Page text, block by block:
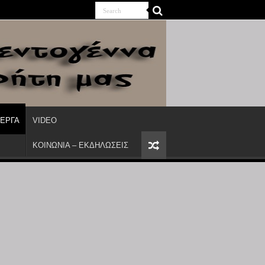
VIDEO
ΚΟΙΝΩΝΙΑ – ΕΚΔΗΛΩΣΕΙΣ